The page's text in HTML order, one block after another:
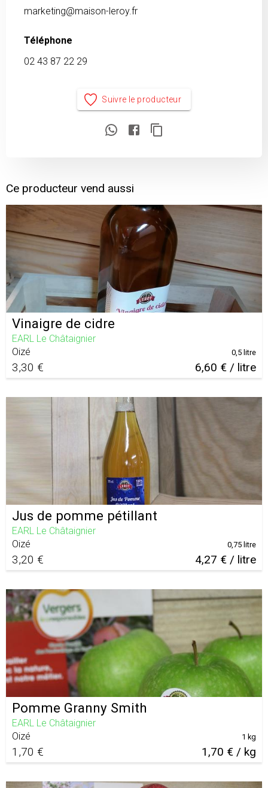
marketing@maison-leroy.fr
Téléphone
02 43 87 22 29
Suivre le producteur
Ce producteur vend aussi
Vinaigre de cidre
EARL Le Châtaignier
Oizé
3,30 € 6,60 € / litre
0,5 litre
Jus de pomme pétillant
EARL Le Châtaignier
Oizé
3,20 € 4,27 € / litre
0,75 litre
Pomme Granny Smith
EARL Le Châtaignier
Oizé
1,70 € 1,70 € / kg
1 kg